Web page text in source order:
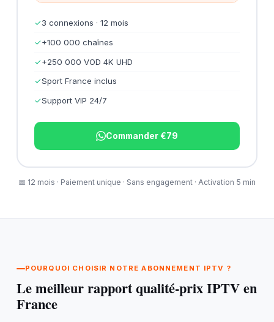
✓3 connexions · 12 mois
✓+100 000 chaînes
✓+250 000 VOD 4K UHD
✓Sport France inclus
✓Support VIP 24/7
Commander €79
📅 12 mois · Paiement unique · Sans engagement · Activation 5 min
POURQUOI CHOISIR NOTRE ABONNEMENT IPTV ?
Le meilleur rapport qualité-prix IPTV en
France